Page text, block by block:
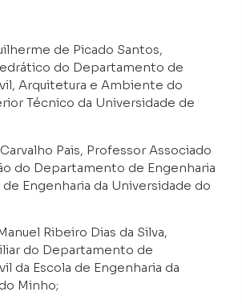
de Picado Santos,
do Departamento de
Arquitetura e Ambiente do
Técnico da Universidade de
Pais, Professor Associado
do Departamento de Engenharia
de Engenharia da Universidade do
Ribeiro Dias da Silva,
do Departamento de
da Escola de Engenharia da
Minho;